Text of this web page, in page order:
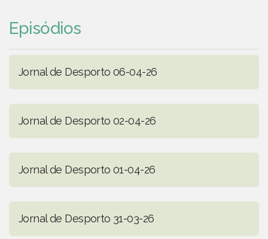
Episódios
Jornal de Desporto 06-04-26
Jornal de Desporto 02-04-26
Jornal de Desporto 01-04-26
Jornal de Desporto 31-03-26